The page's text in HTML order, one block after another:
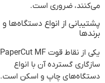
می‌کنند، ضروری است.
پشتیبانی از انواع دستگاه‌ها و
برندها
سازگاری گسترده آن با انواع
دستگاه‌های چاپ و اسکن است.